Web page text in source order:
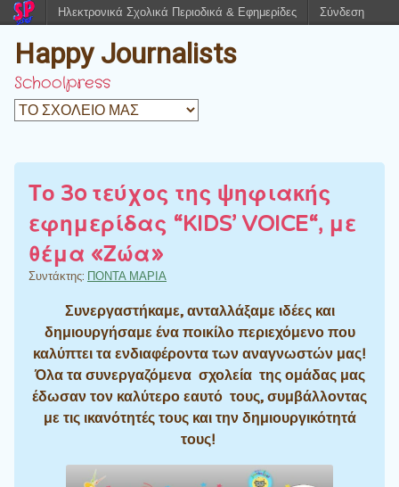
Happy Journalists
Schoolpress
Το 3o τεύχος της ψηφιακής
εφημερίδας “KIDS’ VOICE“, με
θέμα «Ζώα»
Συντάκτης: ΠΟΝΤΑ ΜΑΡΙΑ
Συνεργαστήκαμε, ανταλλάξαμε ιδέες και
δημιουργήσαμε ένα ποικίλο περιεχόμενο που
καλύπτει τα ενδιαφέροντα των αναγνωστών μας!
Όλα τα συνεργαζόμενα σχολεία της ομάδας μας
έδωσαν τον καλύτερο εαυτό τους, συμβάλλοντας
με τις ικανότητές τους και την δημιουργικότητά
τους!
Ηλεκτρονικά Σχολικά Περιοδικά & Εφημερίδες Σύνδεση